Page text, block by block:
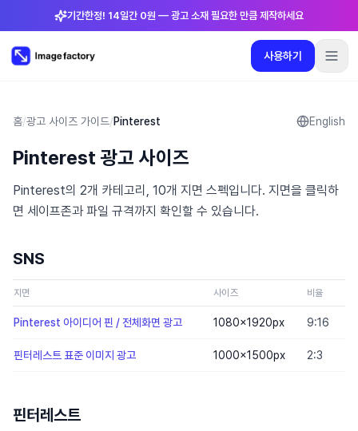
기간한정! 14일간 0원 — 광고 소재 필요한 만큼 제작하세요
사용하기 플러그인 🇰🇷 한국어
사용하기
요금제
플러그인
홈/광고 사이즈 가이드/Pinterest English
Pinterest 광고 사이즈
Pinterest의 2개 카테고리, 10개 지면 스펙입니다. 지면을 클릭하
면 세이프존과 파일 규격까지 확인할 수 있습니다.
SNS
지면 사이즈 비율
Pinterest 아이디어 핀 / 전체화면 광고 1080×1920px 9:16
핀터레스트 표준 이미지 광고 1000×1500px 2:3
핀터레스트